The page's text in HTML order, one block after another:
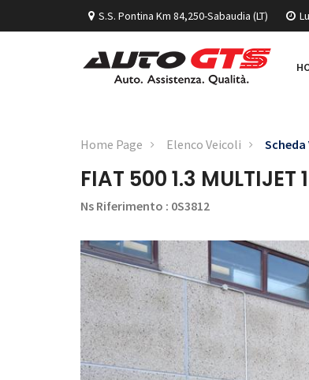
S.S. Pontina Km 84,250-Sabaudia (LT)
Home Page Elenco Veicoli
FIAT 500 1.3 MULTIJET
Ns Riferimento : 0S3812